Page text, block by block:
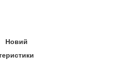
Новий